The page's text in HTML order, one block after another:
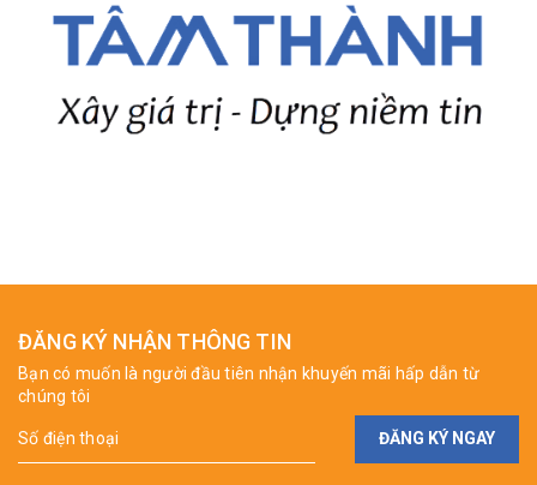
ĐĂNG KÝ NHẬN THÔNG TIN
Bạn có muốn là người đầu tiên nhận khuyến mãi hấp dẫn từ
chúng tôi
ĐĂNG KÝ NGAY